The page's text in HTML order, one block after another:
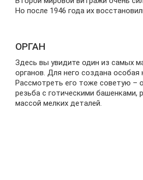
Но после 1946 года их
ОРГАН
Здесь вы увидите один из самых
органов. Для него создана
Рассмотреть его тоже советую –
резьба с готическими башенками,
массой мелких деталей.